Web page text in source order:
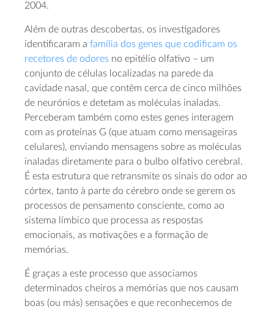
2004.
Além de outras descobertas, os investigadores
identificaram a família dos genes que codificam os
recetores de odores no epitélio olfativo – um
conjunto de células localizadas na parede da
cavidade nasal, que contêm cerca de cinco milhões
de neurónios e detetam as moléculas inaladas.
Perceberam também como estes genes interagem
com as proteínas G (que atuam como mensageiras
celulares), enviando mensagens sobre as moléculas
inaladas diretamente para o bulbo olfativo cerebral.
É esta estrutura que retransmite os sinais do odor ao
córtex, tanto à parte do cérebro onde se gerem os
processos de pensamento consciente, como ao
sistema límbico que processa as respostas
emocionais, as motivações e a formação de
memórias.
É graças a este processo que associamos
determinados cheiros a memórias que nos causam
boas (ou más) sensações e que reconhecemos de